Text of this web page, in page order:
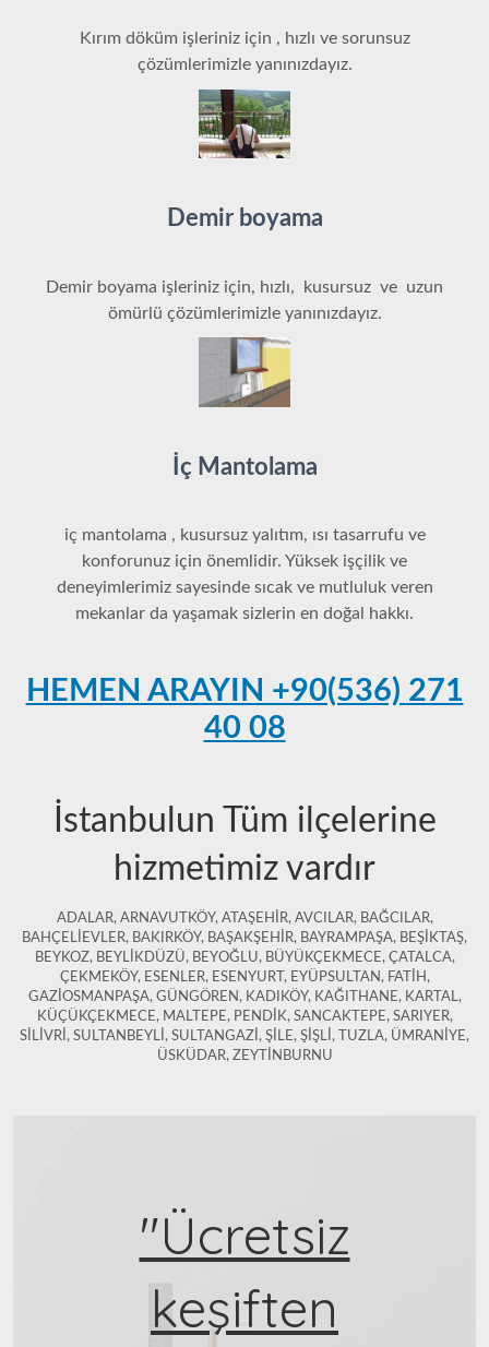
Kırım döküm işleriniz için , hızlı ve sorunsuz
çözümlerimizle yanınızdayız.
Demir boyama
Demir boyama işleriniz için, hızlı, kusursuz ve uzun
ömürlü çözümlerimizle yanınızdayız.
İç Mantolama
iç mantolama , kusursuz yalıtım, ısı tasarrufu ve
konforunuz için önemlidir. Yüksek işçilik ve
deneyimlerimiz sayesinde sıcak ve mutluluk veren
mekanlar da yaşamak sizlerin en doğal hakkı.
HEMEN ARAYIN +90(536) 271
40 08
İstanbulun Tüm ilçelerine
hizmetimiz vardır
ADALAR, ARNAVUTKÖY, ATAŞEHİR, AVCILAR, BAĞCILAR,
BAHÇELİEVLER, BAKIRKÖY, BAŞAKŞEHİR, BAYRAMPAŞA, BEŞİKTAŞ,
BEYKOZ, BEYLİKDÜZÜ, BEYOĞLU, BÜYÜKÇEKMECE, ÇATALCA,
ÇEKMEKÖY, ESENLER, ESENYURT, EYÜPSULTAN, FATİH,
GAZİOSMANPAŞA, GÜNGÖREN, KADIKÖY, KAĞITHANE, KARTAL,
KÜÇÜKÇEKMECE, MALTEPE, PENDİK, SANCAKTEPE, SARIYER,
SİLİVRİ, SULTANBEYLİ, SULTANGAZİ, ŞİLE, ŞİŞLİ, TUZLA, ÜMRANİYE,
ÜSKÜDAR, ZEYTİNBURNU
"Ücretsiz
keşiften